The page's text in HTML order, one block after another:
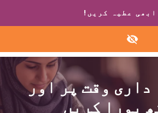
پر کال کریں: +1 888 711 6472ابھی عطیہ کریں!
داری وقت پر اور
پورا کریں